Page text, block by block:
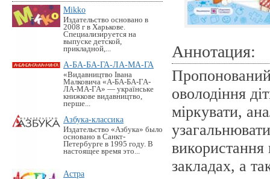
Mikko
Издательство основано в
2008 г в Харькове.
Специализируется на
выпуске детской,
прикладной,...
А-БА-БА-ГА-ЛА-МА-ГА
«Видавництво Івана
Малковича «А-БА-БА-ГА-
ЛА-МА-ГА» — українське
книжкове видавництво,
перше...
Азбука-классика
Издательство «Азбука» было
основано в Санкт-
Петербурге в 1995 году. В
настоящее время это...
Астра
Аннотация:
оволодіння
міркувати,
використання
закладах, а